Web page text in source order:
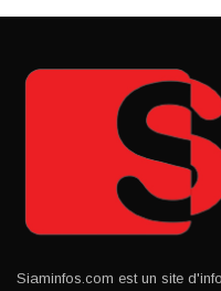
Siaminfos.com est un site